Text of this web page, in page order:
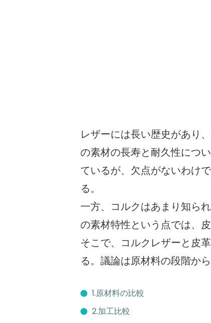
レザーには長い歴史があり
の素材の長寿と耐久性につ
ているが、欠点がないわけ
る。
一方、コルクはあまり知ら
の素材特性という点では、
そこで、コルクレザーと皮
る。議論は原材料の段階か
1.原材料の比較
2.加工比較